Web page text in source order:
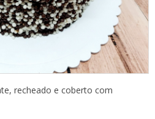
recheado e coberto com